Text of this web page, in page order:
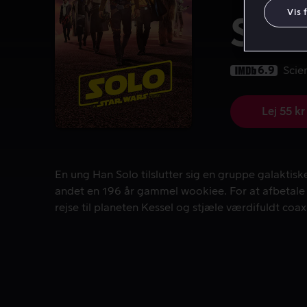
6.9
Lej 55 kr
En ung Han Solo tilslutter sig en gruppe
En ung Han Solo tilslutter sig en gruppe
andet en 196 år gammel wookiee. For at
rejse til planeten Kessel og stjæle værdifuldt
Vis